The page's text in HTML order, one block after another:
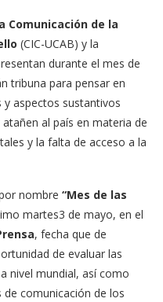
Comunicación de la
(CIC-UCAB) y la
durante el mes de
tribuna para pensar en
y aspectos sustantivos
al país en materia de
y la falta de acceso a la
nombre “Mes de las
martes3 de mayo, en el
, fecha que de
de evaluar las
nivel mundial, así como
comunicación de los